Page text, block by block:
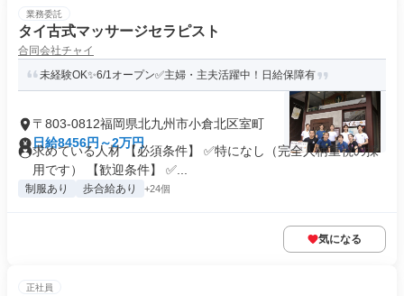
業務委託
タイ古式マッサージセラピスト
合同会社チャイ
未経験OK✨6/1オープン✅主婦・主夫活躍中！日給保障有
〒803-0812福岡県北九州市小倉北区室町
日給8456円～2万円
求めている人材 【必須条件】 ✅特になし（完全人柄重視の採
用です） 【歓迎条件】 ✅...
制服あり 歩合給あり +24個
気になる
正社員